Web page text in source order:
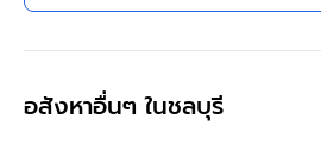
อสังหาอื่นๆในชลบุรี